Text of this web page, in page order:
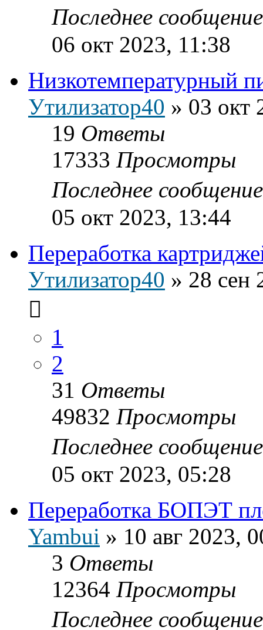
Последнее
06 окт 2023, 11:38
Низкотемпературный
Утилизатор40 » 03 окт
19 Ответы
17333 Просмотры
Последнее
05 окт 2023, 13:44
Переработка
Утилизатор40 » 28 сен
1
2
31 Ответы
49832 Просмотры
Последнее
05 окт 2023, 05:28
Переработка БОПЭТ
Yambui » 10 авг 2023,
3 Ответы
12364 Просмотры
Последнее